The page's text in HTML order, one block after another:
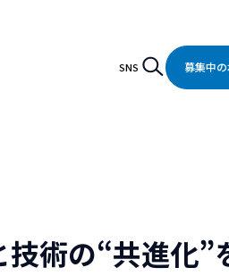
SNS 検索
Search
募集中
術の“共進化”